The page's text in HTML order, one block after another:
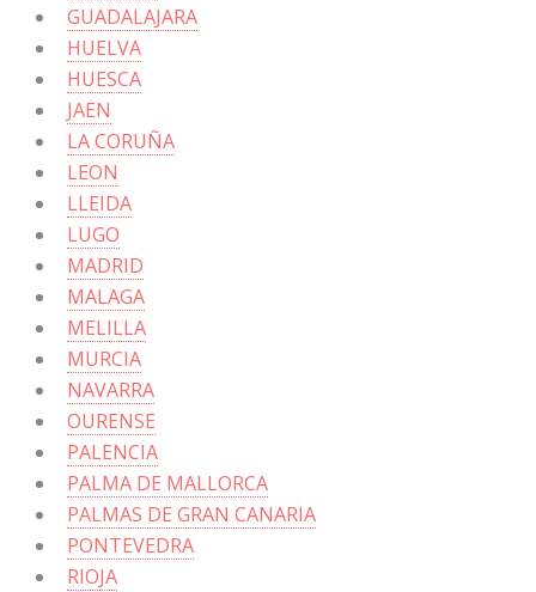
GUADALAJARA
HUELVA
HUESCA
JAEN
LA CORUÑA
LEON
LLEIDA
LUGO
MADRID
MALAGA
MELILLA
MURCIA
NAVARRA
OURENSE
PALENCIA
PALMA DE MALLORCA
PALMAS DE GRAN CANARIA
PONTEVEDRA
RIOJA